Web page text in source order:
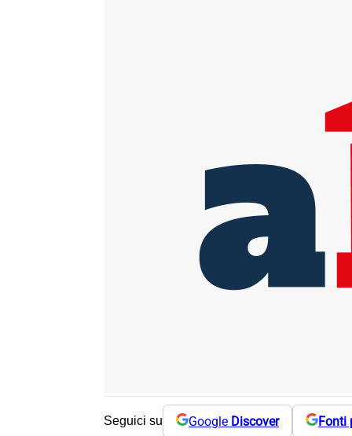
Seguici su Google Discover Fonti